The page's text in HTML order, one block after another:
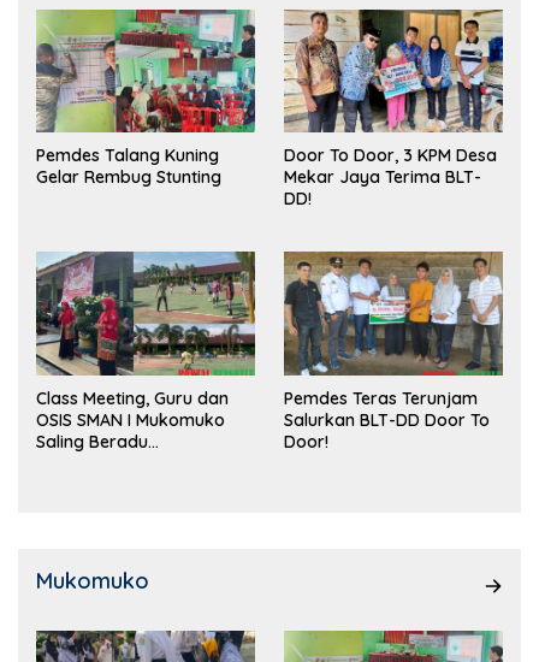
Pasar
Pemdes Talang Kuning
Gelar Rembug Stunting
Door To Door, 3 KPM Desa
Mekar Jaya Terima BLT-
DD!
Class Meeting, Guru dan
OSIS SMAN I Mukomuko
Saling Beradu
Pemdes Teras Terunjam
Salurkan BLT-DD Door To
Door!
Mukomuko